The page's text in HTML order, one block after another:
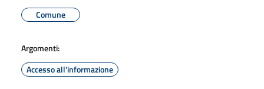
Comune
Argomenti:
Accesso all'informazione